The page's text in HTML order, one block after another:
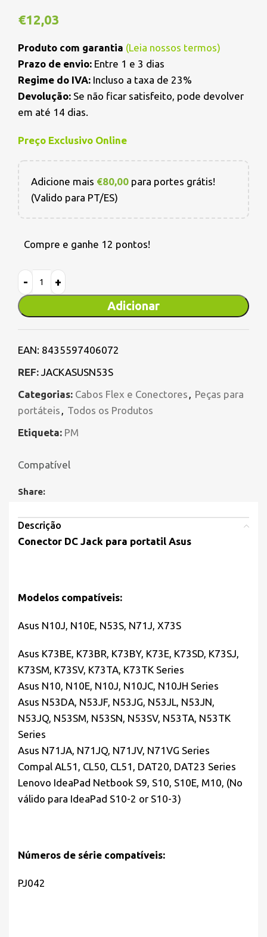
€12,03
Produto com garantia (Leia nossos termos)
Prazo de envio: Entre 1 e 3 dias
Regime do IVA: Incluso a taxa de 23%
Devolução: Se não ficar satisfeito, pode devolver
em até 14 dias.
Preço Exclusivo Online
Adicione mais €80,00 para portes grátis!
(Valido para PT/ES)
Compre e ganhe 12 pontos!
Adicionar
EAN: 8435597406072
REF: JACKASUSN53S
Categorias: Cabos Flex e Conectores
Peças para
portáteis
Todos os Produtos
Etiqueta: PM
Compatível
Share:
Descrição
Conector DC Jack para portatil Asus
Modelos compatíveis:
Asus N10J, N10E, N53S, N71J, X73S
Asus K73BE, K73BR, K73BY, K73E, K73SD, K73SJ,
K73SM, K73SV, K73TA, K73TK Series
Asus N10, N10E, N10J, N10JC, N10JH Series
Asus N53DA, N53JF, N53JG, N53JL, N53JN,
N53JQ, N53SM, N53SN, N53SV, N53TA, N53TK
Series
Asus N71JA, N71JQ, N71JV, N71VG Series
Compal AL51, CL50, CL51, DAT20, DAT23 Series
Lenovo IdeaPad Netbook S9, S10, S10E, M10, (No
válido para IdeaPad S10-2 or S10-3)
Números de série compatíveis:
PJ042